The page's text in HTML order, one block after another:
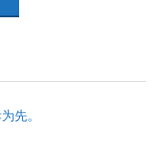
先。